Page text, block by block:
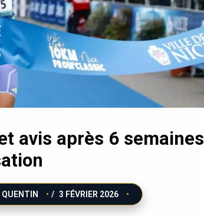
avis après 6 semaines
QUENTIN / 3 FÉVRIER 2026